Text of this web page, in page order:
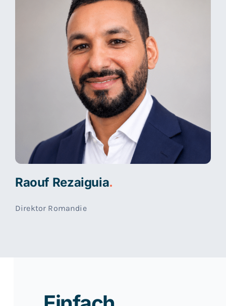
Raouf Rezaiguia.
Direktor Romandie